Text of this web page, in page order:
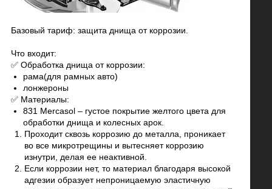
Базовый тариф: защита днища от коррозии.
Что входит:
✅ Обработка днища от коррозии:
рама(для рамных авто)
лонжероны
✅ Материалы:
831 Mercasol – густое покрытие желтого цвета для
обработки днища и колесных арок.
Проходит сквозь коррозию до металла, проникает
во все микротрещины и вытесняет коррозию
изнутри, делая ее неактивной.
Если коррозии нет, то материал благодаря высокой
адгезии образует непроницаемую эластичную